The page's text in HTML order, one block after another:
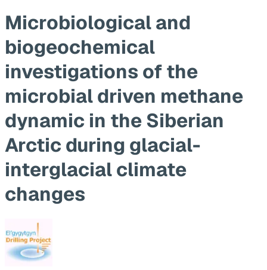
Microbiological and
biogeochemical
investigations of the
microbial driven methane
dynamic in the Siberian
Arctic during glacial-
interglacial climate
changes